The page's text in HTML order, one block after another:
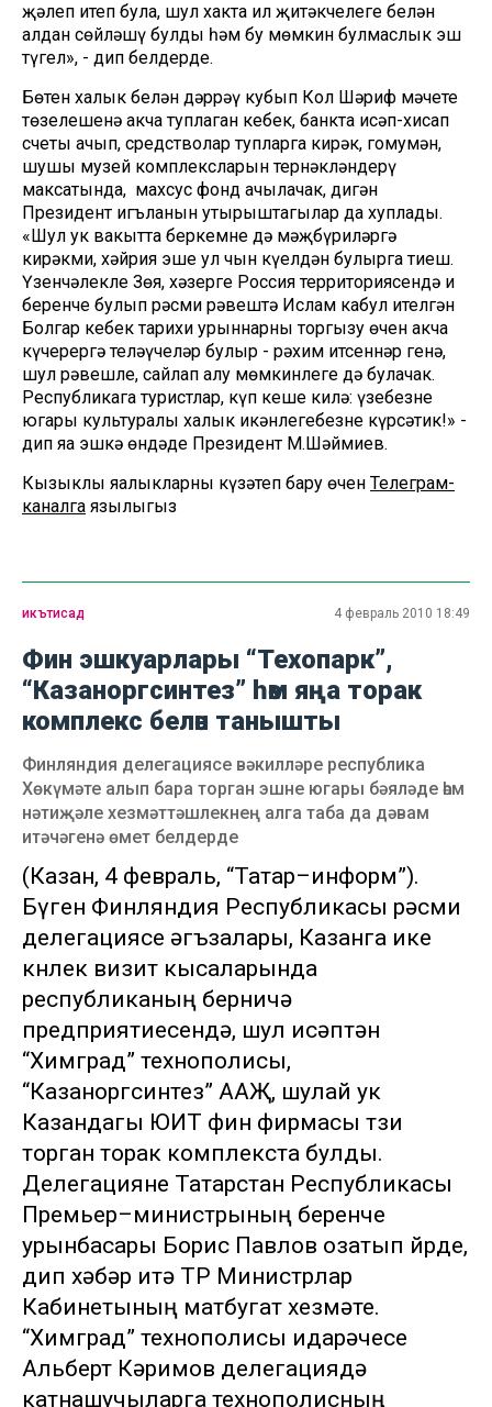
җәлеп итеп була, шул хакта ил җитәкчелеге белән
алдан сөйләшү булды һәм бу мөмкин булмаслык эш
түгел», - дип белдерде.
Бөтен халык белән дәррәү кубып Кол Шәриф мәчете
төзелешенә акча туплаган кебек, банкта исәп-хисап
счеты ачып, средстволар тупларга кирәк, гомумән,
шушы музей комплексларын тернәкләндерү
максатында, махсус фонд ачылачак, дигән
Президент игъланын утырыштагылар да хуплады.
«Шул ук вакытта беркемне дә мәҗбүриләргә
кирәкми, хәйрия эше ул чын күңелдән булырга тиеш.
Үзенчәлекле Зөя, хәзерге Россия территориясендә иң
беренче булып рәсми рәвештә Ислам кабул ителгән
Болгар кебек тарихи урыннарны торгызу өчен акча
күчерергә теләүчеләр булыр - рәхим итсеннәр генә,
шул рәвешле, сайлап алу мөмкинлеге дә булачак.
Республикага туристлар, күп кеше килә: үзебезнең
югары культуралы халык икәнлегебезне күрсәтик!» -
дип яңа эшкә өндәде Президент М.Шәймиев.
Кызыклы яңалыкларны күзәтеп бару өчен Телеграм-
каналга язылыгыз
икътисад 4 февраль 2010 18:49
Фин эшкуарлары “Техопарк”,
“Казаноргсинтез” һәм яңа торак
комплекс белән танышты
Финляндия делегациясе вәкилләре республика
Хөкүмәте алып бара торган эшне югары бәяләде һәм
нәтиҗәле хезмәттәшлекнең алга таба да дәвам
итәчәгенә өмет белдерде
(Казан, 4 февраль, “Татар–информ”).
Бүген Финляндия Республикасы рәсми
делегациясе әгъзалары, Казанга ике
көнлек визит кысаларында
республиканың берничә
предприятиесендә, шул исәптән
“Химград” технополисы,
“Казаноргсинтез” ААҖ, шулай ук
Казандагы ЮИТ фин фирмасы төзи
торган торак комплекста булды.
Делегацияне Татарстан Республикасы
Премьер–министрының беренче
урынбасары Борис Павлов озатып йөрде,
дип хәбәр итә ТР Министрлар
Кабинетының матбугат хезмәте.
“Химград” технополисы идарәчесе
Альберт Кәримов делегациядә
катнашучыларга технополисның